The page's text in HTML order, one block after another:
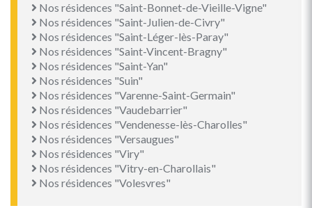
Nos résidences "Saint-Bonnet-de-Vieille-Vigne"
Nos résidences "Saint-Julien-de-Civry"
Nos résidences "Saint-Léger-lès-Paray"
Nos résidences "Saint-Vincent-Bragny"
Nos résidences "Saint-Yan"
Nos résidences "Suin"
Nos résidences "Varenne-Saint-Germain"
Nos résidences "Vaudebarrier"
Nos résidences "Vendenesse-lès-Charolles"
Nos résidences "Versaugues"
Nos résidences "Viry"
Nos résidences "Vitry-en-Charollais"
Nos résidences "Volesvres"